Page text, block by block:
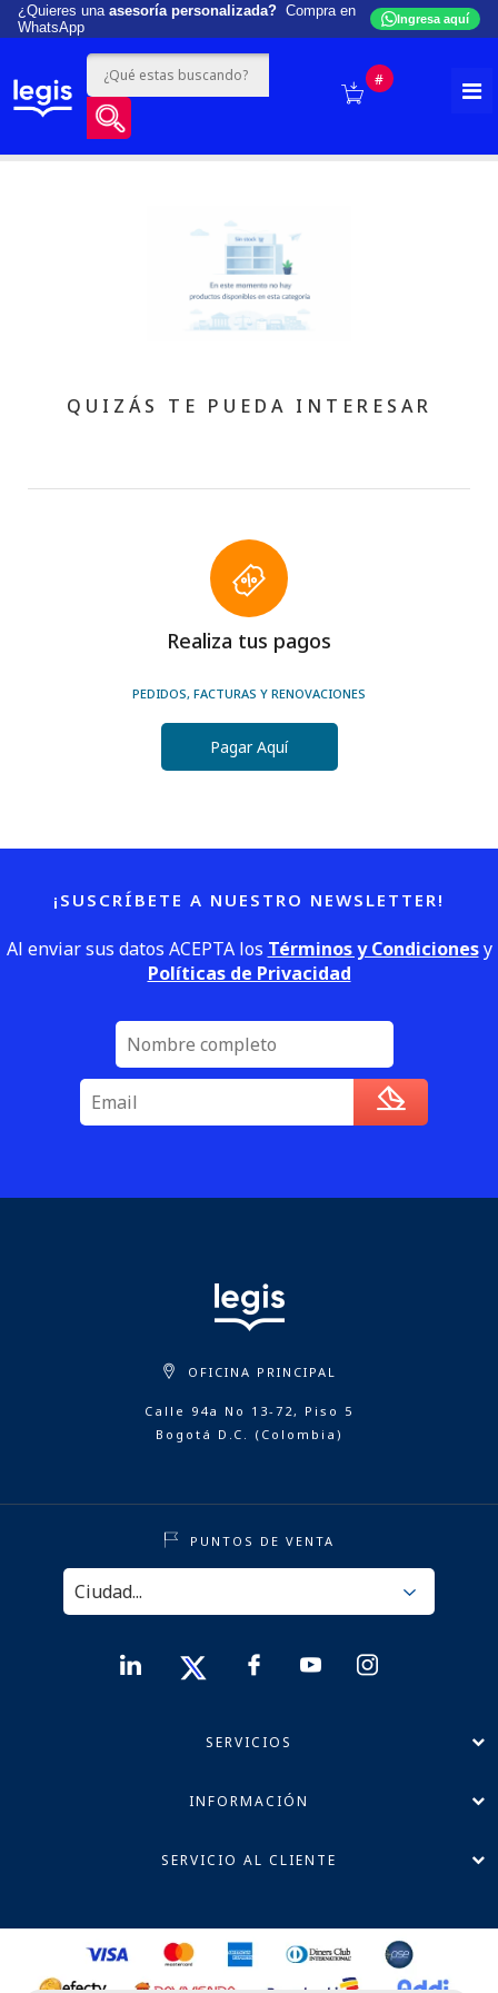
¿Quieres una asesoría personalizada? Compra en
WhatsApp
Ingresa aquí
#
QUIZÁS TE PUEDA INTERESAR
Realiza tus pagos
PEDIDOS, FACTURAS Y RENOVACIONES
Pagar Aquí
¡SUSCRÍBETE A NUESTRO NEWSLETTER!
Al enviar sus datos ACEPTA los Términos y Condicionesy
Políticas de Privacidad
OFICINA PRINCIPAL
Calle 94a No 13-72, Piso 5
Bogotá D.C. (Colombia)
PUNTOS DE VENTA
SERVICIOS
INFORMACIÓN
SERVICIO AL CLIENTE